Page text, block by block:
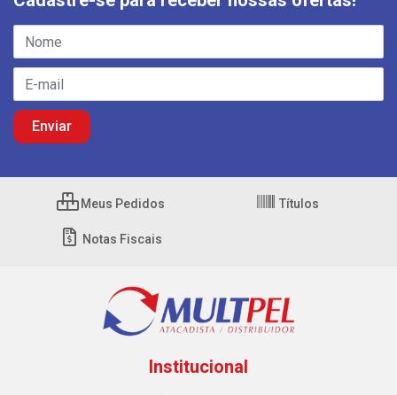
Meus Pedidos Títulos
Notas Fiscais
Institucional